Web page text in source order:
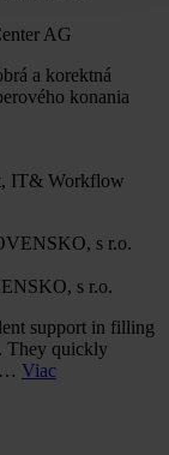
AG
a korektná
konania
IT& Workflow
s r.o.
support in filling
They quickly
Viac